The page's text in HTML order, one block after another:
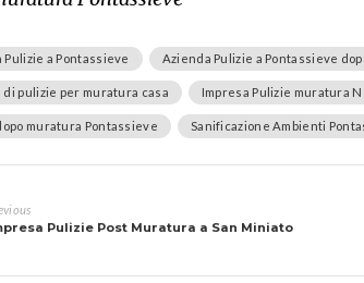
Pulizie a Pontassieve Azienda Pulizie a Pontassieve
di pulizie per muratura casa Impresa Pulizie muratura
muratura Pontassieve Sanificazione Ambienti
Pulizie Post Muratura a San Miniato